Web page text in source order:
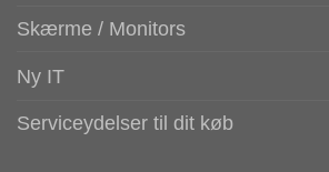
Skærme / Monitors
Ny IT
Serviceydelser til dit køb